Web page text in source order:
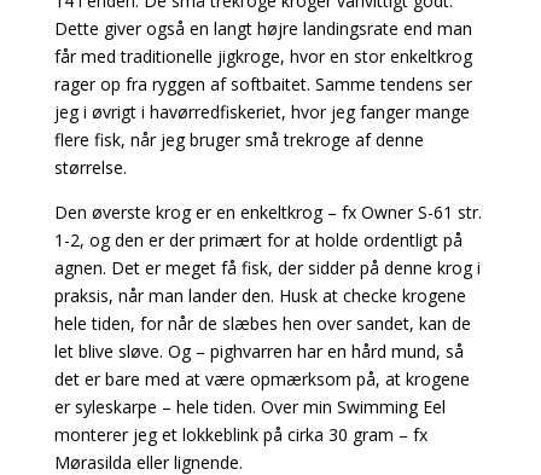
Dette giver også en langt højre landingsrate end man
får med traditionelle jigkroge, hvor en stor enkeltkrog
rager op fra ryggen af softbaitet. Samme tendens ser
jeg i øvrigt i havørredfiskeriet, hvor jeg fanger mange
flere fisk, når jeg bruger små trekroge af denne
størrelse.
Den øverste krog er en enkeltkrog – fx Owner S-61 str.
1-2, og den er der primært for at holde ordentligt på
agnen. Det er meget få fisk, der sidder på denne krog i
praksis, når man lander den. Husk at checke krogene
hele tiden, for når de slæbes hen over sandet, kan de
let blive sløve. Og – pighvarren har en hård mund, så
det er bare med at være opmærksom på, at krogene
er syleskarpe – hele tiden. Over min Swimming Eel
monterer jeg et lokkeblink på cirka 30 gram – fx
Mørasilda eller lignende.